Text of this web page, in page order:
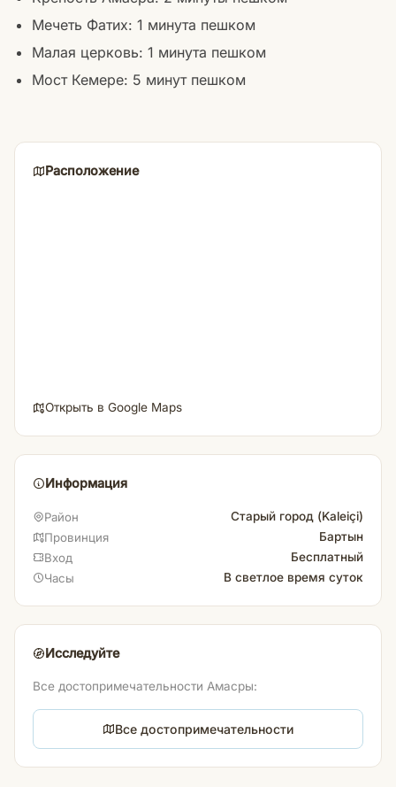
Мечеть Фатих: 1 минута пешком
Малая церковь: 1 минута пешком
Мост Кемере: 5 минут пешком
Расположение
Открыть в Google Maps
Информация
Район
Старый город (Kaleiçi)
Провинция
Бартын
Вход
Бесплатный
Часы
В светлое время суток
Исследуйте
Все достопримечательности Амасры:
Все достопримечательности